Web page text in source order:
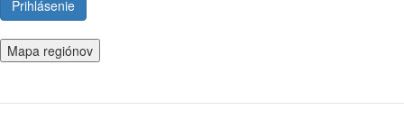
Prihlásenie
Mapa regiónov